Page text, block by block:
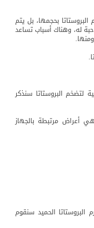
بحجمها، بل يتم
له، وهناك أسباب تساعد
لتضخم البروستاتا سنذكر
أعراض مرتبطة بالجهاز
الحميد سنقوم